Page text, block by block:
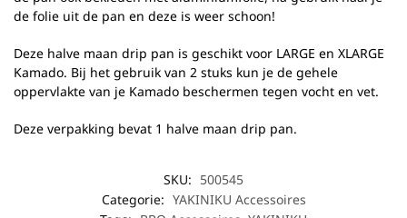
de folie uit de pan en deze is weer schoon!
Deze halve maan drip pan is geschikt voor LARGE en XLARGE
Kamado. Bij het gebruik van 2 stuks kun je de gehele
oppervlakte van je Kamado beschermen tegen vocht en vet.
Deze verpakking bevat 1 halve maan drip pan.
SKU: 500545
Categorie: YAKINIKU Accessoires